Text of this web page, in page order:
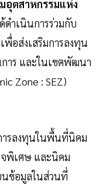
อุตสาหกรรมแห่ง
ดำเนินการร่วมกับ
พื่อส่งเสริมการลงทุน
าร และในเขตพัฒนา
Zone : SEZ)
รลงทุนในพื้นที่นิคม
พิเศษ และนิคม
นข้อมูลในส่วนที่